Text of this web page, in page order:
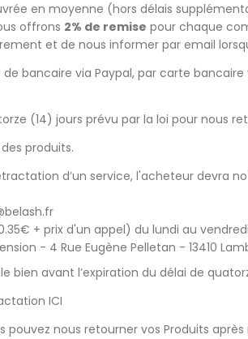
en moyenne (hors délais
offrons 2% de remise pour chaque
et de nous informer par email
bancaire via Paypal, par carte bancaire
(14) jours prévu par la loi pour nous
produits.
d’un service, l'acheteur devra
+ prix d'un appel) du lundi au
- 4 Rue Eugène Pelletan - 13410
bien avant l’expiration du délai de
ICI
pouvez nous retourner vos Produits